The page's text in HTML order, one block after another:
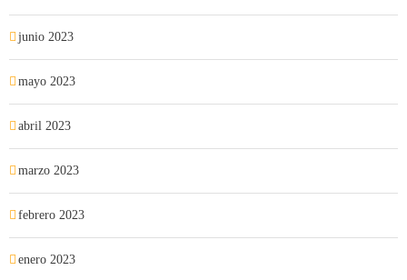
junio 2023
mayo 2023
abril 2023
marzo 2023
febrero 2023
enero 2023